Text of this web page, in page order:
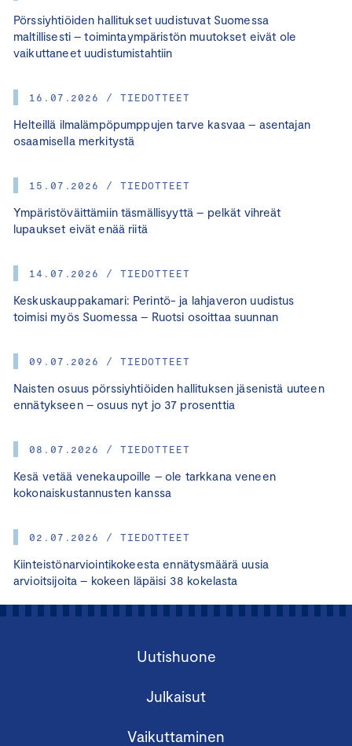
Pörssiyhtiöiden hallitukset uudistuvat Suomessa
maltillisesti – toimintaympäristön muutokset eivät ole
vaikuttaneet uudistumistahtiin
16.07.2026 / TIEDOTTEET
Helteillä ilmalämpöpumppujen tarve kasvaa – asentajan
osaamisella merkitystä
15.07.2026 / TIEDOTTEET
Ympäristöväittämiin täsmällisyyttä – pelkät vihreät
lupaukset eivät enää riitä
14.07.2026 / TIEDOTTEET
Keskuskauppakamari: Perintö- ja lahjaveron uudistus
toimisi myös Suomessa – Ruotsi osoittaa suunnan
09.07.2026 / TIEDOTTEET
Naisten osuus pörssiyhtiöiden hallituksen jäsenistä uuteen
ennätykseen – osuus nyt jo 37 prosenttia
08.07.2026 / TIEDOTTEET
Kesä vetää venekaupoille – ole tarkkana veneen
kokonaiskustannusten kanssa
02.07.2026 / TIEDOTTEET
Kiinteistönarviointikokeesta ennätysmäärä uusia
arvioitsijoita – kokeen läpäisi 38 kokelasta
Uutishuone
Julkaisut
Vaikuttaminen